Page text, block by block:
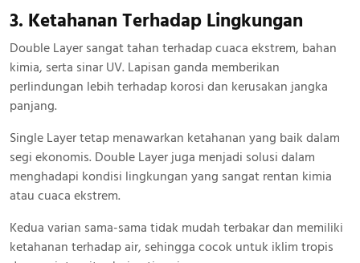
3. Ketahanan Terhadap Lingkungan
Double Layer sangat tahan terhadap cuaca ekstrem, bahan
kimia, serta sinar UV. Lapisan ganda memberikan
perlindungan lebih terhadap korosi dan kerusakan jangka
panjang.
Single Layer tetap menawarkan ketahanan yang baik dalam
segi ekonomis. Double Layer juga menjadi solusi dalam
menghadapi kondisi lingkungan yang sangat rentan kimia
atau cuaca ekstrem.
Kedua varian sama-sama tidak mudah terbakar dan memiliki
ketahanan terhadap air, sehingga cocok untuk iklim tropis